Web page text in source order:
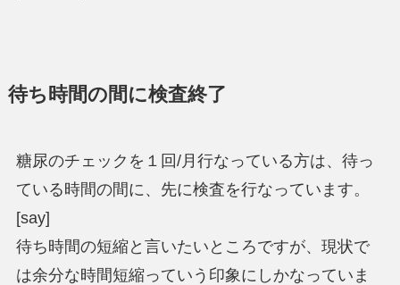
待ち時間の間に検査終了
糖尿のチェックを１回/月行なっている方は、待っ
ている時間の間に、先に検査を行なっています。
[say]
待ち時間の短縮と言いたいところですが、現状で
は余分な時間短縮っていう印象にしかなっていま